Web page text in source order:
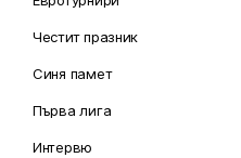
Честит празник
Синя памет
Първа лига
Интервю